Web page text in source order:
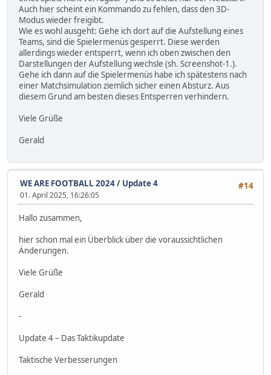
Auch hier scheint ein Kommando zu fehlen, dass den 3D-
Modus wieder freigibt.
Wie es wohl ausgeht: Gehe ich dort auf die Aufstellung eines
Teams, sind die Spielermenüs gesperrt. Diese werden
allerdings wieder entsperrt, wenn ich oben zwischen den
Darstellungen der Aufstellung wechsle (sh. Screenshot-1.).
Gehe ich dann auf die Spielermenüs habe ich spätestens nach
einer Matchsimulation ziemlich sicher einen Absturz. Aus
diesem Grund am besten dieses Entsperren verhindern.
Viele Grüße
Gerald
#14
WE ARE FOOTBALL 2024/ Update 4
01. April 2025, 16:26:05
Hallo zusammen,
hier schon mal ein Überblick über die voraussichtlichen
Änderungen.
Viele Grüße
Gerald
-
Update 4 – Das Taktikupdate
Taktische Verbesserungen